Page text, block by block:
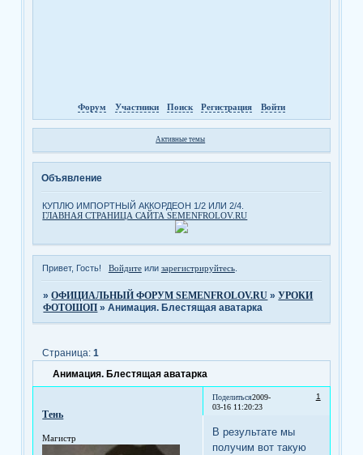
Форум Участники Поиск Регистрация Войти
Активные темы
Объявление
КУПЛЮ ИМПОРТНЫЙ АККОРДЕОН 1/2 ИЛИ 2/4.
ГЛАВНАЯ СТРАНИЦА САЙТА SEMENFROLOV.RU
Привет, Гость! Войдитеили зарегистрируйтесь.
»ОФИЦИАЛЬНЫЙ ФОРУМ SEMENFROLOV.RU »УРОКИ
ФОТОШОП »Анимация. Блестящая аватарка
Анимация. Блестящая аватарка
Страница:1
Поделиться 1
2009-
03-16 11:20:23
Тень
Магистр
В результате мы
получим вот такую